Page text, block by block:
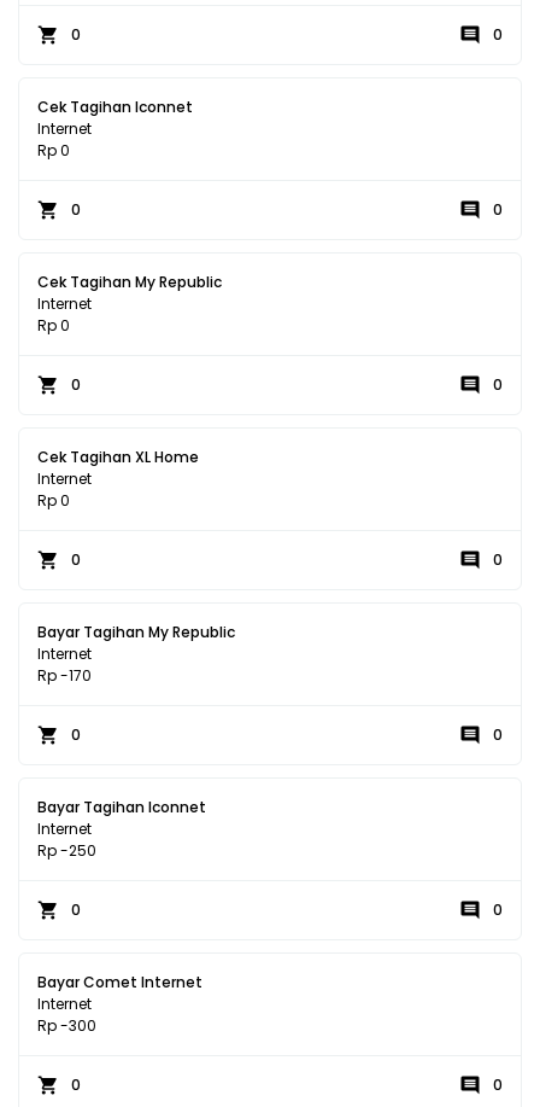
0 0
Cek Tagihan Iconnet
Internet
Rp 0
0 0
Cek Tagihan My Republic
Internet
Rp 0
0 0
Cek Tagihan XL Home
Internet
Rp 0
0 0
Bayar Tagihan My Republic
Internet
Rp -170
0 0
Bayar Tagihan Iconnet
Internet
Rp -250
0 0
Bayar Comet Internet
Internet
Rp -300
0 0